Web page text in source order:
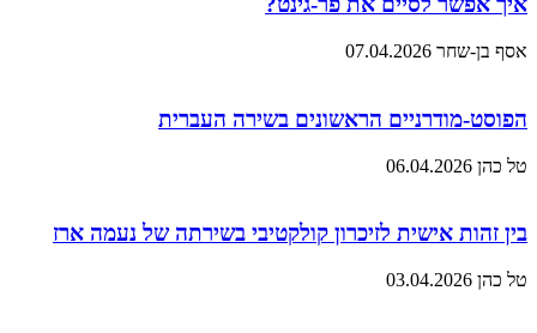
אסף בן-שחר 07.04.2026
הפוסט-מודרניים הראשונים בשירה העברית
טל כהן 06.04.2026
בין זהות אישית לזיכרון קולקטיבי בשירתה של נעמה ארז
טל כהן 03.04.2026